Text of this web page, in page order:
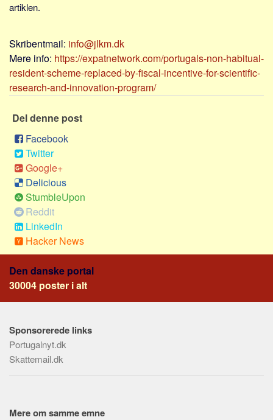
Alle
Meta
Dokumenttyper
Emner
Skribenter
Personer
Steder
Kilder
Om
Webstedet
Forhistorien
Redigering
Tekstannoncer
Hjælp
artiklen.
Skribentmail: info@jlkm.dk
Mere info: https://expatnetwork.com/portugals-non-habitual-
resident-scheme-replaced-by-fiscal-incentive-for-scientific-
research-and-innovation-program/
Del denne post
Facebook
Twitter
Google+
Delicious
StumbleUpon
Reddit
LinkedIn
Hacker News
Den danske portal
30004 poster i alt
Sponsorerede links
Portugalnyt.dk
Skattemail.dk
Mere om samme emne